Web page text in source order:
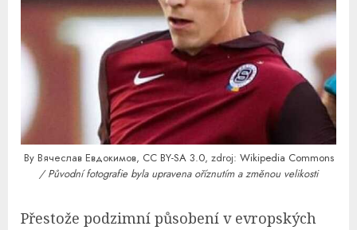
By Вячеслав Евдокимов, CC BY-SA 3.0, zdroj: Wikipedia Commons
/ Původní fotografie byla upravena oříznutím a změnou velikosti
Přestože podzimní působení v evropských